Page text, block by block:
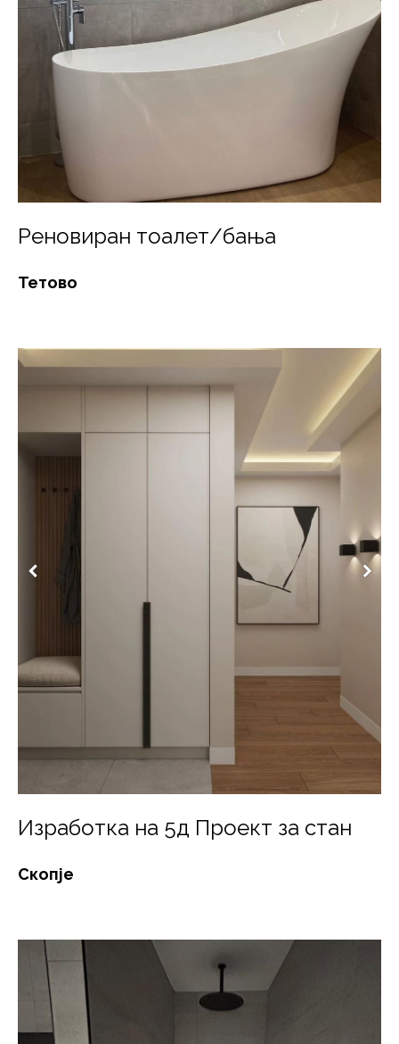
Реновиран тоалет/бања
Тетово
Изработка на 5д Проект за стан
Скопје